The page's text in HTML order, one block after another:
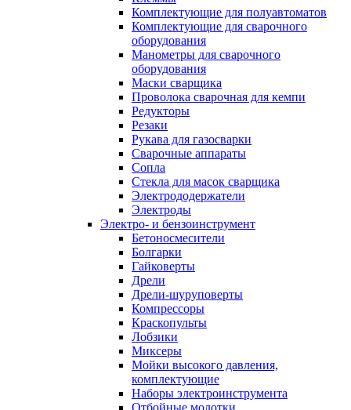
Комплектующие для полуавтоматов
Комплектующие для сварочного
оборудования
Манометры для сварочного
оборудования
Маски сварщика
Проволока сварочная для кемпи
Редукторы
Резаки
Рукава для газосварки
Сварочные аппараты
Сопла
Стекла для масок сварщика
Электрододержатели
Электроды
Электро- и бензоинструмент
Бетоносмесители
Болгарки
Гайковерты
Дрели
Дрели-шуруповерты
Компрессоры
Краскопульты
Лобзики
Миксеры
Мойки высокого давления,
комплектующие
Наборы электроинструмента
Отбойные молотки